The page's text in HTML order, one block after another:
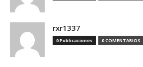
rxr1337
0 Publicaciones 0 COMENTARIOS